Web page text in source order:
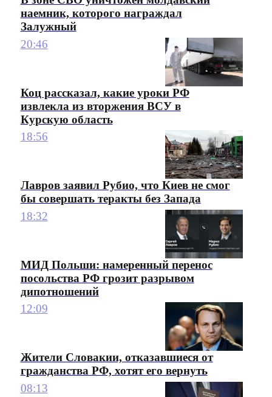
наемник, которого награждал
Залужный
20:46
Коц рассказал, какие уроки РФ
извлекла из вторжения ВСУ в
Курскую область
18:56
Лавров заявил Рубио, что Киев не смог
бы совершать теракты без Запада
18:32
МИД Польши: намеренный перенос
посольства РФ грозит разрывом
дипотношений
12:09
Жители Словакии, отказавшиеся от
гражданства РФ, хотят его вернуть
08:13